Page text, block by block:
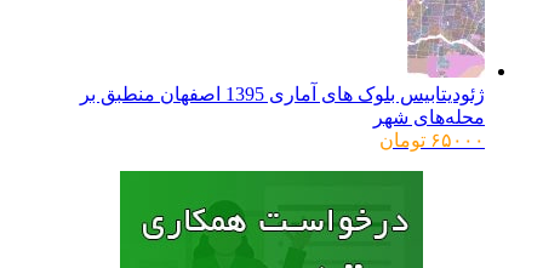
ژئودیتابیس بلوک های آماری 1395 اصفهان منطبق بر
محله‌های شهر
۶۵۰۰۰ تومان